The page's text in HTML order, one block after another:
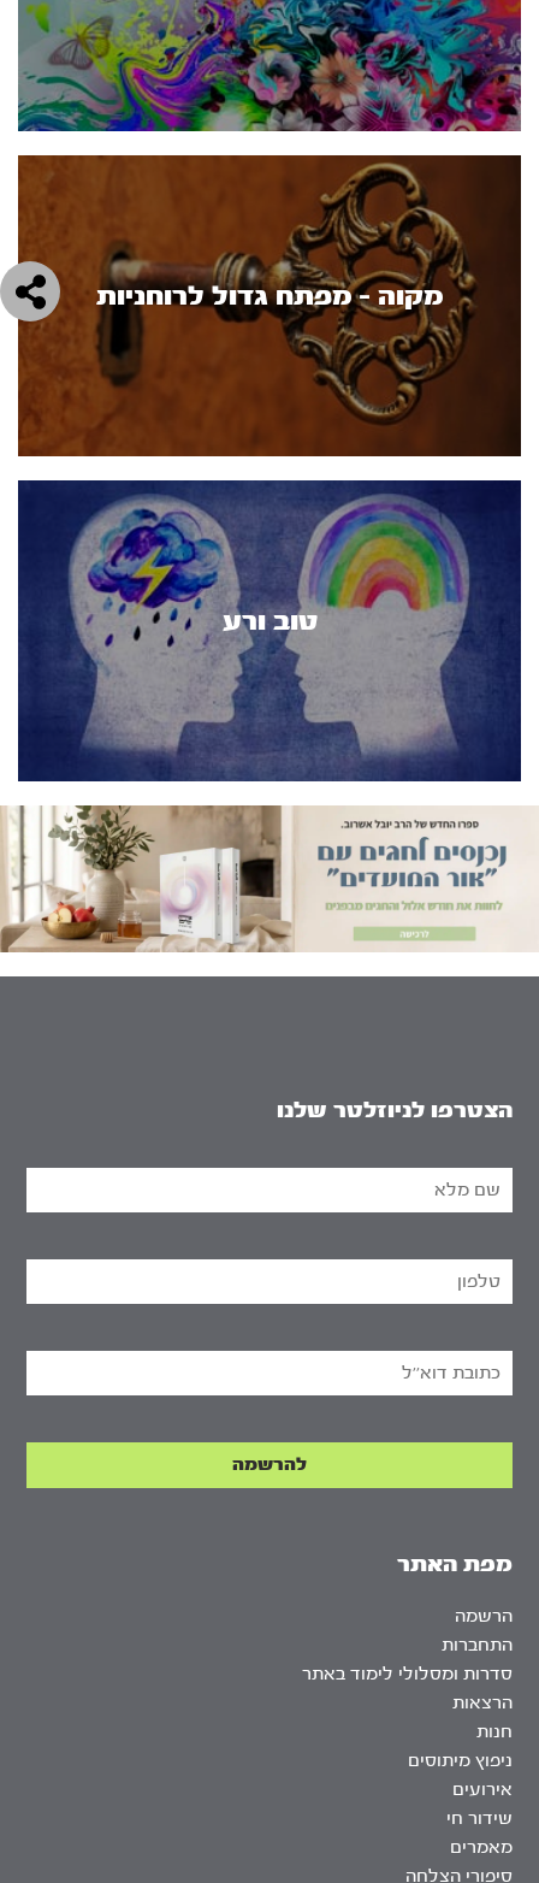
מקוה - מפתח גדול לרוחניות
טוב ורע
מפת האתר
הרשמה
התחברות
סדרות ומסלולי לימוד באתר
הרצאות
חנות
ניפוץ מיתוסים
אירועים
שידור חי
מאמרים
סיפורי הצלחה
הצטרפו לניוזלטר שלנו